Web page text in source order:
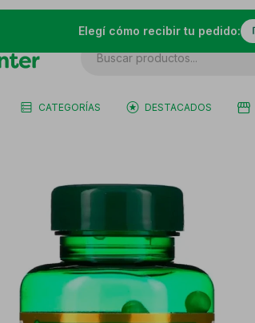
Elegí cómo recibir tu pedido:
CATEGORÍAS DESTACADOS